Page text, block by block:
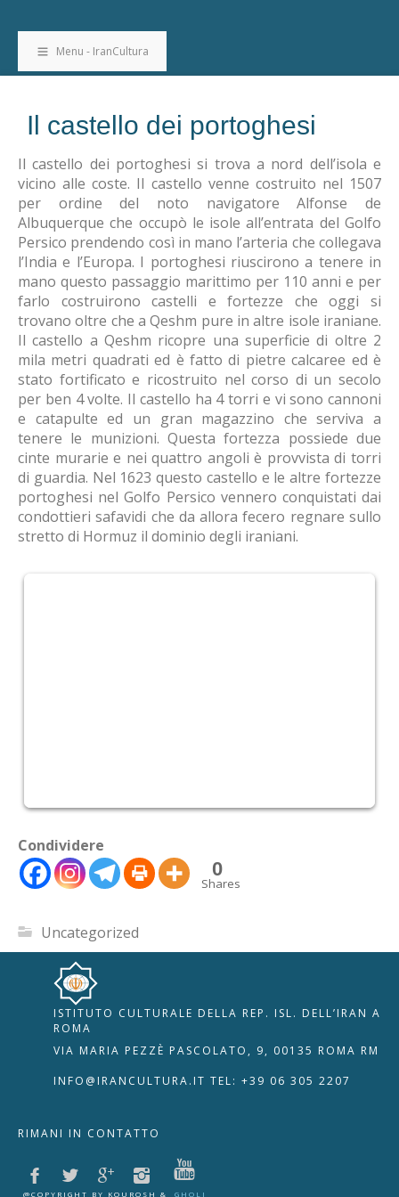
Menu - IranCultura
Il castello dei portoghesi
Il castello dei portoghesi si trova a nord dell’isola e
vicino alle coste. Il castello venne costruito nel 1507
per ordine del noto navigatore Alfonse de
Albuquerque che occupò le isole all’entrata del Golfo
Persico prendendo così in mano l’arteria che collegava
l’India e l’Europa. I portoghesi riuscirono a tenere in
mano questo passaggio marittimo per 110 anni e per
farlo costruirono castelli e fortezze che oggi si
trovano oltre che a Qeshm pure in altre isole iraniane.
Il castello a Qeshm ricopre una superficie di oltre 2
mila metri quadrati ed è fatto di pietre calcaree ed è
stato fortificato e ricostruito nel corso di un secolo
per ben 4 volte. Il castello ha 4 torri e vi sono cannoni
e catapulte ed un gran magazzino che serviva a
tenere le munizioni. Questa fortezza possiede due
cinte murarie e nei quattro angoli è provvista di torri
di guardia. Nel 1623 questo castello e le altre fortezze
portoghesi nel Golfo Persico vennero conquistati dai
condottieri safavidi che da allora fecero regnare sullo
stretto di Hormuz il dominio degli iraniani.
Condividere
0
Shares
Uncategorized
ISTITUTO CULTURALE DELLA REP. ISL. DELL’IRAN A
ROMA
VIA MARIA PEZZÈ PASCOLATO, 9, 00135 ROMA RM
INFO@IRANCULTURA.IT TEL: +39 06 305 2207
RIMANI IN CONTATTO
@COPYRIGHT BY KOUROSH & GHOLI
RIPRISTINA 🇮🇹 🇬🇧
Disattiva Immagini